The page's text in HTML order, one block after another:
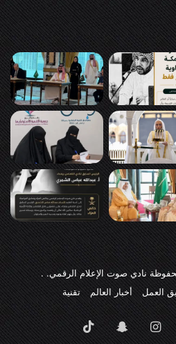
نادي صوت الإعلام الرقمي. .
العمل أخبار العالم تقنية
انستقرامسناب ‫TikTok